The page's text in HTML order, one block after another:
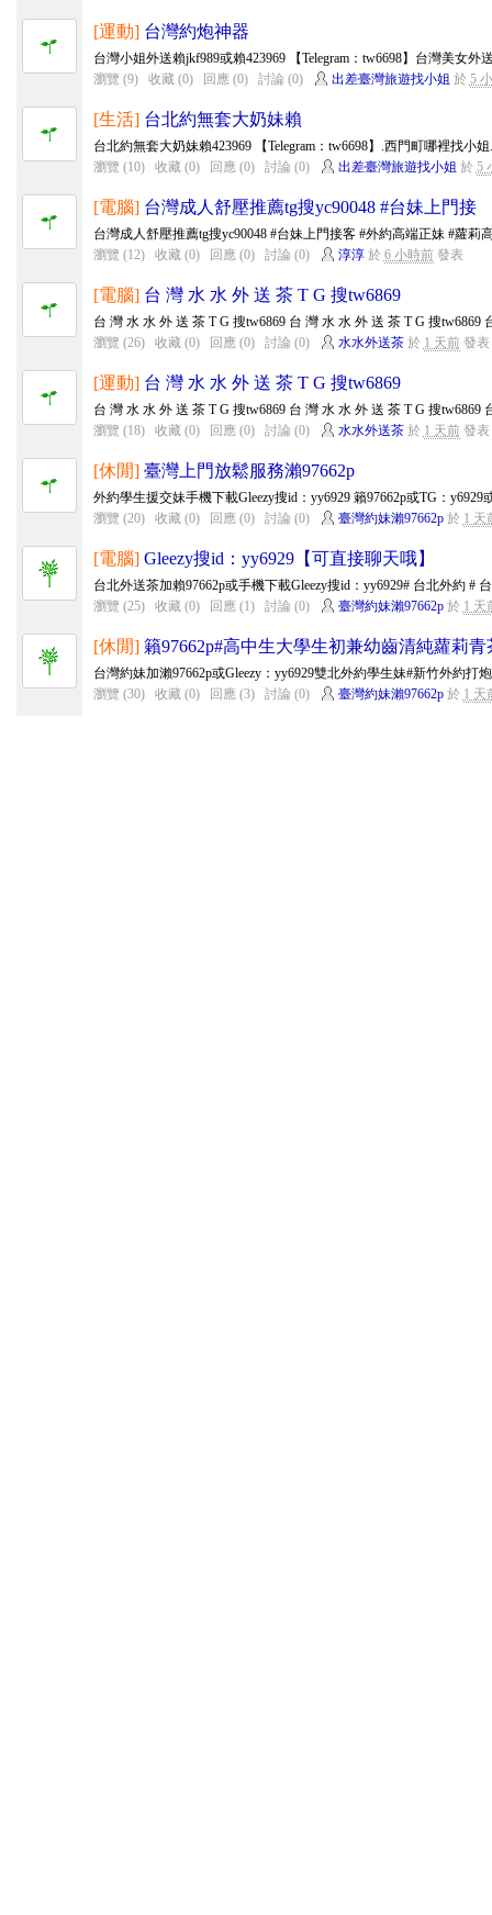
[運動] 台灣約炮神器
台灣小姐外送賴jkf989或賴423969 【Telegram：tw6698】台灣美女
瀏覽 (9)
收藏 (0) 回應 (0) 討論 (0) 出差臺灣旅遊找小姐 於 5
[生活] 台北約無套大奶妹賴
台北約無套大奶妹賴423969 【Telegram：tw6698】.西門町哪裡找小
瀏覽 (10)
收藏 (0) 回應 (0) 討論 (0) 出差臺灣旅遊找小姐 於 5
[電腦] 台灣成人舒壓推薦tg搜yc90048 #台妹上門接
台灣成人舒壓推薦tg搜yc90048 #台妹上門接客 #外約高端正妹 #蘿莉
瀏覽 (12)
收藏 (0) 回應 (0) 討論 (0) 淳淳於 6 小時前發表
[電腦] 台 灣 水 水 外 送 茶 T G 搜tw6869
台 灣 水 水 外 送 茶 T G 搜tw6869 台 灣 水 水 外 送 茶 T G 搜tw6869
瀏覽 (26)
收藏 (0) 回應 (0) 討論 (0) 水水外送茶於 1 天前發表
[運動] 台 灣 水 水 外 送 茶 T G 搜tw6869
台 灣 水 水 外 送 茶 T G 搜tw6869 台 灣 水 水 外 送 茶 T G 搜tw6869
瀏覽 (18)
收藏 (0) 回應 (0) 討論 (0) 水水外送茶於 1 天前發表
[休閒] 臺灣上門放鬆服務瀨97662p
外約學生援交妹手機下載Gleezy搜id：yy6929 籟97662p或TG：y6929
瀏覽 (20)
收藏 (0) 回應 (0) 討論 (0) 臺灣約妹瀨97662p於 1 天
[電腦] Gleezy搜id：yy6929【可直接聊天哦】
台北外送茶加賴97662p或手機下載Gleezy搜id：yy6929# 台北外約 #
瀏覽 (25)
收藏 (0) 回應 (1) 討論 (0) 臺灣約妹瀨97662p於 1 天
[休閒] 籟97662p#高中生大學生初兼幼齒清純蘿莉青
台灣約妹加瀨97662p或Gleezy：yy6929雙北外約學生妹#新竹外約打
瀏覽 (30)
收藏 (0) 回應 (3) 討論 (0) 臺灣約妹瀨97662p於 1 天